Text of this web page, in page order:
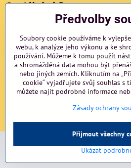
Sociální sítě
Instagram blog
Důležité odkazy
NAVIGACE
Předvolby soukromí
Předvolby
Soubory cookie používáme k
webu, k analýze jeho výkonu a ke
používání. Můžeme k tomu použít
a shromážděná data mohou být
nebo jiných zemích. Kliknutím na
cookie“ vyjadřujete svůj souhlas s
můžete najít podrobné informace
Zásady ochrany
Ukázat
Přijmout všechny